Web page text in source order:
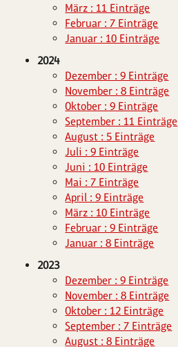
März : 11 Einträge
Februar : 7 Einträge
Januar : 10 Einträge
2024
Dezember : 9 Einträge
November : 8 Einträge
Oktober : 9 Einträge
September : 11 Einträge
August : 5 Einträge
Juli : 9 Einträge
Juni : 10 Einträge
Mai : 7 Einträge
April : 9 Einträge
März : 10 Einträge
Februar : 9 Einträge
Januar : 8 Einträge
2023
Dezember : 9 Einträge
November : 8 Einträge
Oktober : 12 Einträge
September : 7 Einträge
August : 8 Einträge